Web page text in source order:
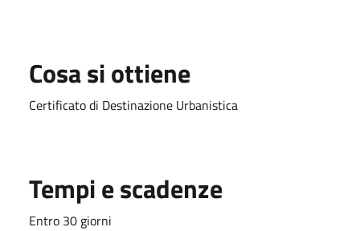
Cosa si ottiene
Certificato di Destinazione Urbanistica
Tempi e scadenze
Entro 30 giorni